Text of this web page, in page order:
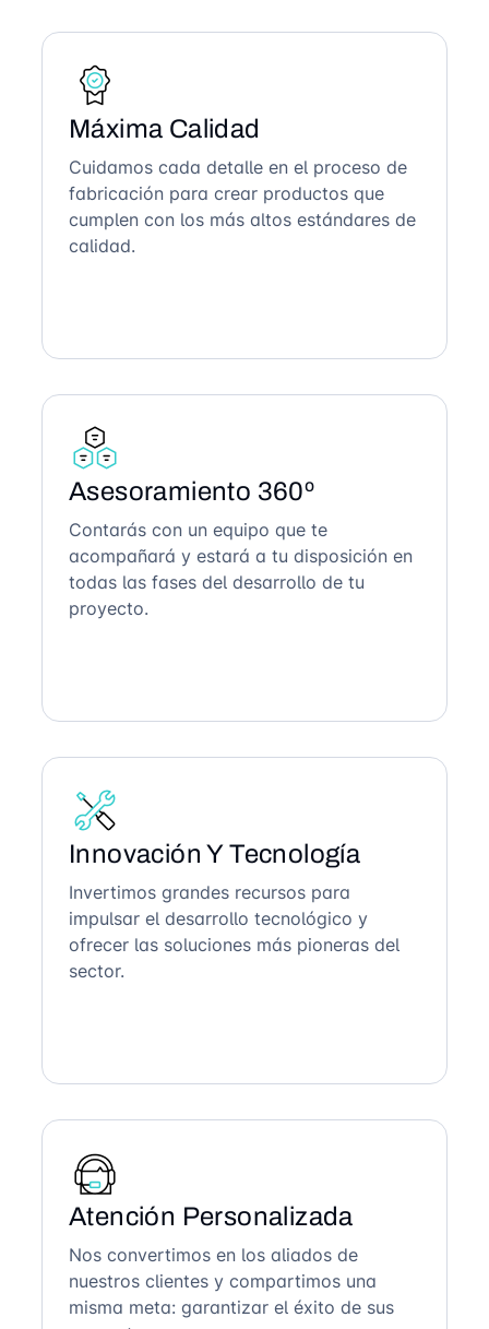
Máxima Calidad
Cuidamos cada detalle en el proceso de
fabricación para crear productos que
cumplen con los más altos estándares de
calidad.
Asesoramiento 360º
Contarás con un equipo que te
acompañará y estará a tu disposición en
todas las fases del desarrollo de tu
proyecto.
Innovación Y Tecnología
Invertimos grandes recursos para
impulsar el desarrollo tecnológico y
ofrecer las soluciones más pioneras del
sector.
Atención Personalizada
Nos convertimos en los aliados de
nuestros clientes y compartimos una
misma meta: garantizar el éxito de sus